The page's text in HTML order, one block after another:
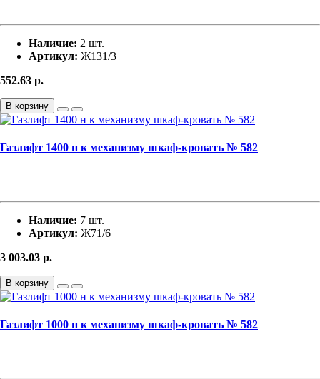
Наличие: 2 шт.
Артикул: Ж131/3
552.63 р.
В корзину
Газлифт 1400 н к механизму шкаф-кровать № 582
Наличие: 7 шт.
Артикул: Ж71/6
3 003.03 р.
В корзину
Газлифт 1000 н к механизму шкаф-кровать № 582